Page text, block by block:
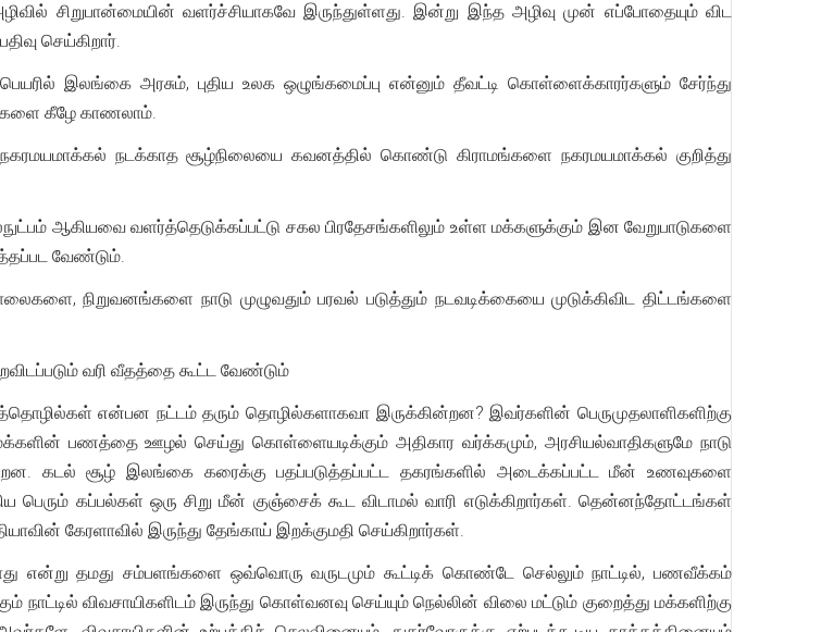
சிறுபான்மையின் வளர்ச்சியாகவே இருந்துள்ளது. இன்று இந்த அழிவு முன் எப்போதையும் விட
செய்கிறார்.
இலங்கை அரசும், புதிய உலக ஒழுங்கமைப்பு என்னும் தீவட்டி கொள்ளைக்காரர்களும் சேர்ந்து
கீழே காணலாம்.
நடக்காத சூழ்நிலையை கவனத்தில் கொண்டு கிராமங்களை நகரமயமாக்கல் குறித்து
ஆகியவை வளர்த்தெடுக்கப்பட்டு சகல பிரதேசங்களிலும் உள்ள மக்களுக்கும் இன வேறுபாடுகளை
வேண்டும்.
நிறுவனங்களை நாடு முழுவதும் பரவல் படுத்தும் நடவடிக்கையை முடுக்கிவிட திட்டங்களை
வரி வீதத்தை கூட்ட வேண்டும்
என்பன நட்டம் தரும் தொழில்களாகவா இருக்கின்றன? இவர்களின் பெருமுதலாளிகளிற்கு
பணத்தை ஊழல் செய்து கொள்ளையடிக்கும் அதிகார வர்க்கமும், அரசியல்வாதிகளுமே நாடு
கடல் சூழ் இலங்கை கரைக்கு பதப்படுத்தப்பட்ட தகரங்களில் அடைக்கப்பட்ட மீன் உணவுகளை
பெரும் கப்பல்கள் ஒரு சிறு மீன் குஞ்சைக் கூட விடாமல் வாரி எடுக்கிறார்கள். தென்னந்தோட்டங்கள்
கேரளாவில் இருந்து தேங்காய் இறக்குமதி செய்கிறார்கள்.
என்று தமது சம்பளங்களை ஒவ்வொரு வருடமும் கூட்டிக் கொண்டே செல்லும் நாட்டில், பணவீக்கம்
நாட்டில் விவசாயிகளிடம் இருந்து கொள்வனவு செய்யும் நெல்லின் விலை மட்டும் குறைத்து மக்களிற்கு